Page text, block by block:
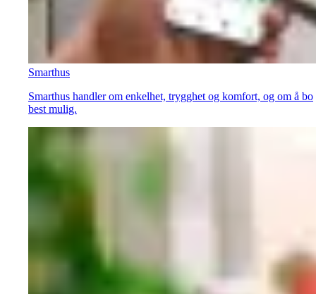
Smarthus
Smarthus handler om enkelhet, trygghet og komfort, og om å bo
best mulig.